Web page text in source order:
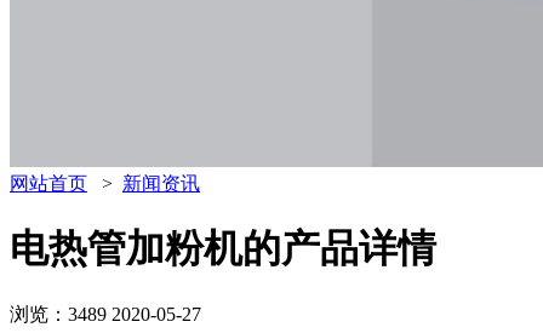
网站首页 > 新闻资讯
电热管加粉机的产品详情
浏览：3489 2020-05-27